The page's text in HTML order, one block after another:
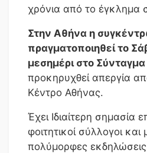
χρόνια από το έγκλημα
Στην Αθήνα η
πραγματοποιηθεί το
μεσημέρι στο Σύνταγμα
προκηρυχθεί απεργία
Κέντρο Αθήνας.
Έχει Ιδιαίτερη σημασία
φοιτητικοί σύλλογοι
πολύμορφες